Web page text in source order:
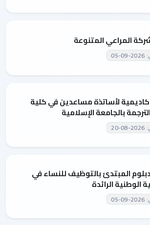
المراعي المتنوعة
لأساتذة مساعدين في كلية
بالجامعة الإسلامية
المبتدئ بالتوظيف للنساء في
الوطنية الرائدة